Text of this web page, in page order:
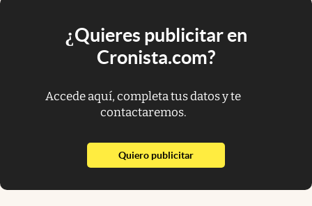
¿Quieres publicitar en
Cronista.com?
Accede aquí, completa tus datos y te
contactaremos.
Quiero publicitarabre en nueva pestaña